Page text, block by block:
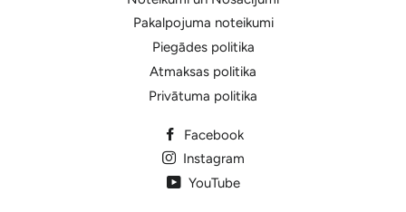
Pakalpojuma noteikumi
Piegādes politika
Atmaksas politika
Privātuma politika
Facebook
Instagram
YouTube